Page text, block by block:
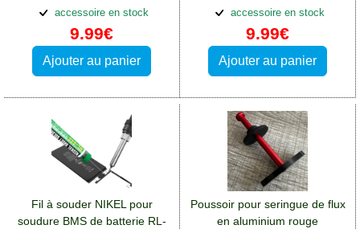
smarttphone et tablette:Outils
Htc One A9
accessoire en stock
9.99€
Ajouter au panier
accessoire en stock
9.99€
Ajouter au panier
Fil à souder NIKEL pour
soudure BMS de batterie RL-
Poussoir pour seringue de flux
en aluminium rouge